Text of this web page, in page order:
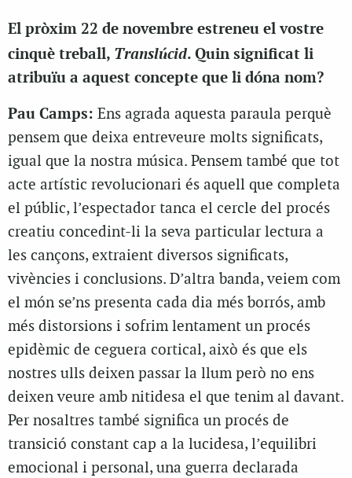
El pròxim 22 de novembre estreneu el vostre
cinquè treball, Translúcid. Quin significat li
atribuïu a aquest concepte que li dóna nom?
Pau Camps: Ens agrada aquesta paraula perquè
pensem que deixa entreveure molts significats,
igual que la nostra música. Pensem també que tot
acte artístic revolucionari és aquell que completa
el públic, l’espectador tanca el cercle del procés
creatiu concedint-li la seva particular lectura a
les cançons, extraient diversos significats,
vivències i conclusions. D’altra banda, veiem com
el món se’ns presenta cada dia més borrós, amb
més distorsions i sofrim lentament un procés
epidèmic de ceguera cortical, això és que els
nostres ulls deixen passar la llum però no ens
deixen veure amb nitidesa el que tenim al davant.
Per nosaltres també significa un procés de
transició constant cap a la lucidesa, l’equilibri
emocional i personal, una guerra declarada